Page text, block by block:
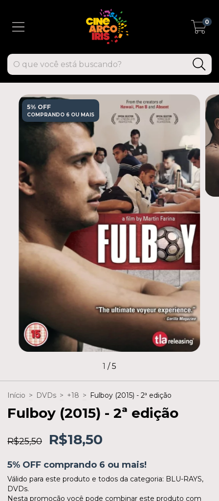
0
5% OFF
COMPRANDO 6 OU MAIS
1 /5
Início > DVDs > +18 > Fulboy (2015) - 2ª edição
Fulboy (2015) - 2ª edição
R$25,50 R$18,50
5% OFF comprando 6 ou mais!
Válido para este produto e todos da categoria: BLU-RAYS,
DVDs.
Nesta promoção você pode combinar este produto com